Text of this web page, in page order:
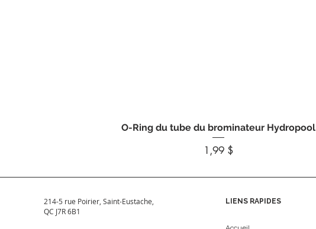
Aperçu rapide
O-Ring du tube du brominateur Hydropool
Prix
1,99 $
214-5 rue Poirier, Saint-Eustache,
QC J7R 6B1
LIENS RAPIDES